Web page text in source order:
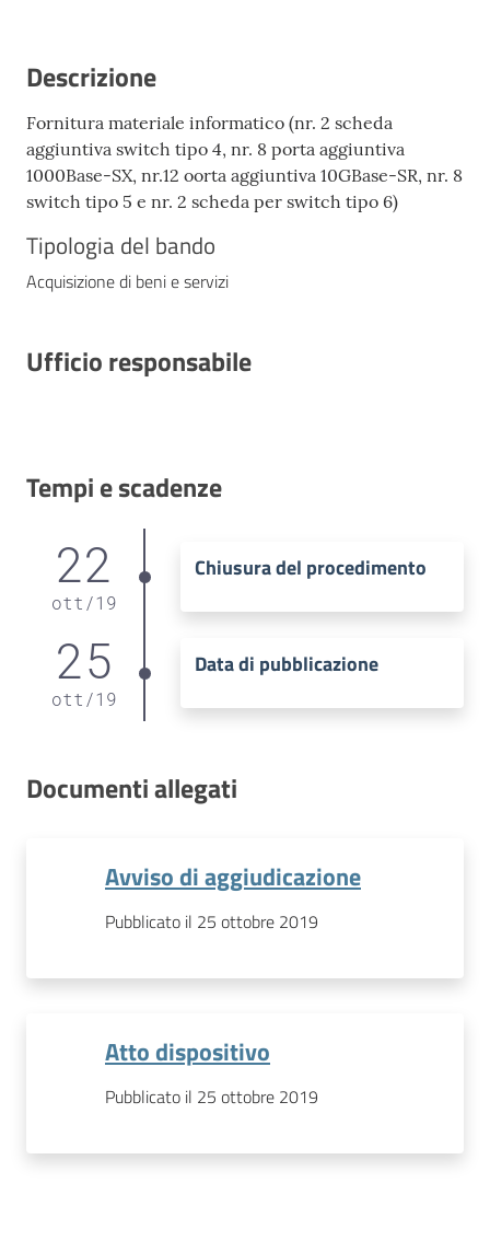
Descrizione
Fornitura materiale informatico (nr. 2 scheda
aggiuntiva switch tipo 4, nr. 8 porta aggiuntiva
1000Base-SX, nr.12 oorta aggiuntiva 10GBase-SR, nr. 8
switch tipo 5 e nr. 2 scheda per switch tipo 6)
Tipologia del bando
Acquisizione di beni e servizi
Ufficio responsabile
Tempi e scadenze
22
ott /19
Chiusura del procedimento
25
ott /19
Data di pubblicazione
Documenti allegati
Avviso di aggiudicazione
Pubblicato il 25 ottobre 2019
Atto dispositivo
Pubblicato il 25 ottobre 2019